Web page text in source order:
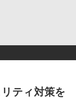
ティ対策を